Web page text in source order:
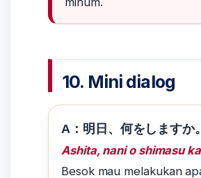
10. Mini dialog
A：明日、何をしますか。
Ashita, nani o shimasu
Besok mau melakukan